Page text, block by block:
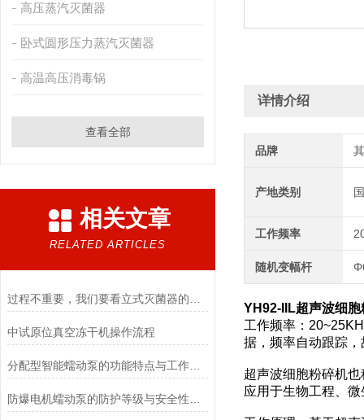
高压蒸汽灭菌器
卧式圆形压力蒸汽灭菌器
高温高压消毒锅
查看全部
相关文章
RELATED ARTICLES
中试原位真空冻干机操作流程
分配型智能蠕动泵的功能特点与工作模式介绍
详情介绍
品牌
产地类别
工作频率
随机变幅杆
YH92-IIL超声波细
工作频率：
据，频率自动跟踪
超声波细胞粉碎机
应用于生物工程、